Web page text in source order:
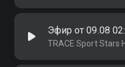
Эфир от 09.08
TRACE Sport Stars